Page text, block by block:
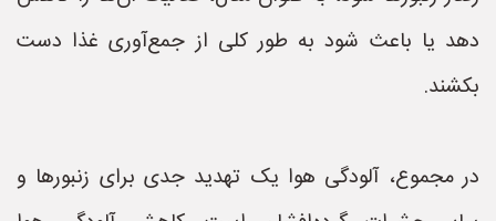
دهد یا باعث شود به طور کلی از جمع‌آوری غذا دست
بکشند.
در مجموع، آلودگی هوا یک تهدید جدی برای زنبورها و